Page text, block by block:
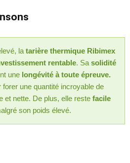
la tarière thermique Ribimex
rentable. Sa solidité
une longévité à toute épreuve.
une quantité incroyable de
et nette. De plus, elle reste facile
son poids élevé.